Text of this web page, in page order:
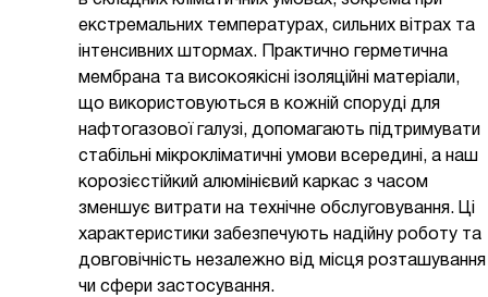
екстремальних температурах, сильних вітрах та
інтенсивних штормах. Практично герметична
мембрана та високоякісні ізоляційні матеріали,
що використовуються в кожній споруді для
нафтогазової галузі, допомагають підтримувати
стабільні мікрокліматичні умови всередині, а наш
корозієстійкий алюмінієвий каркас з часом
зменшує витрати на технічне обслуговування. Ці
характеристики забезпечують надійну роботу та
довговічність незалежно від місця розташування
чи сфери застосування.